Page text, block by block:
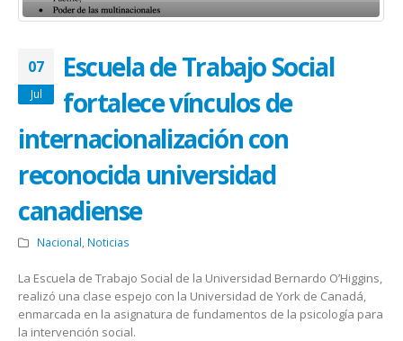
07
Jul
Escuela de Trabajo Social
fortalece vínculos de
internacionalización con
reconocida universidad
canadiense
Nacional Noticias
La Escuela de Trabajo Social de la Universidad Bernardo O’Higgins,
realizó una clase espejo con la Universidad de York de Canadá,
enmarcada en la asignatura de fundamentos de la psicología para
la intervención social.